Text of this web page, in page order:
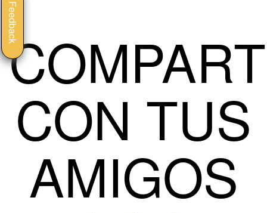
Feedback
CON TUS
AMIGOS